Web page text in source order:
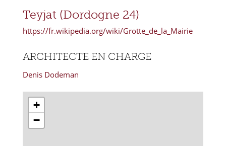
Teyjat (Dordogne 24)
https://fr.wikipedia.org/wiki/Grotte_de_la_Mairie
ARCHITECTE EN CHARGE
Denis Dodeman
+
−